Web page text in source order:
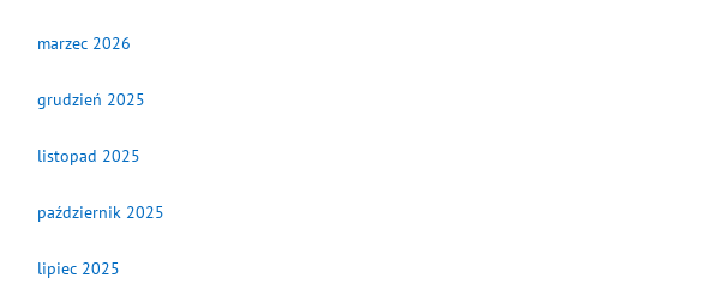
marzec 2026
grudzień 2025
listopad 2025
październik 2025
lipiec 2025